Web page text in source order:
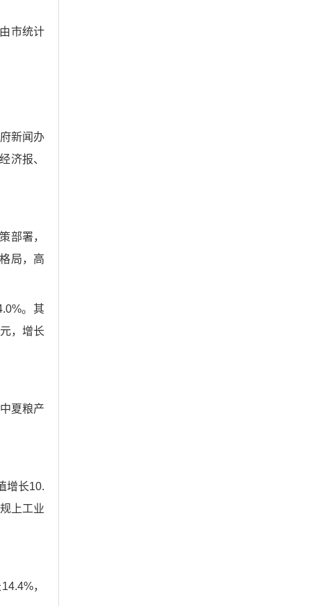
市统计
新闻办
济报、
部署，
局，高
。其
，增长
夏粮产
增长10.
上工业
，